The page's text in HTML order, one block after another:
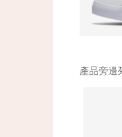
產品旁邊